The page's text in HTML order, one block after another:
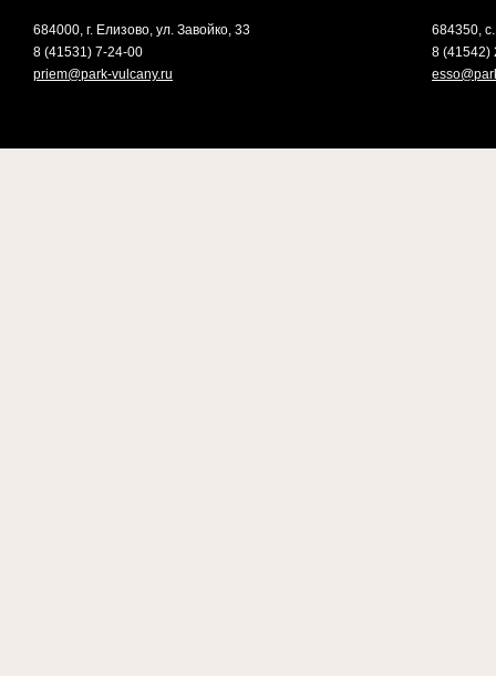
684000, г. Елизово, ул. Завойко, 33
8 (41531) 7-24-00
priem@park-vulcany.ru
684350,
8 (41542)